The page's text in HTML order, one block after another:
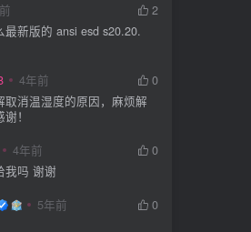
加油站和油库防雷防静电现场检查项目
2
最新版的 ansi esd s20.20.
4年前
0
取消温湿度的原因，麻烦解
！
4年前
0
能发一份给我吗 谢谢
5年前
0